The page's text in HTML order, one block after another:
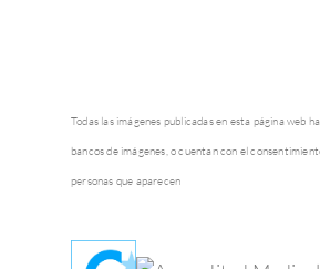
Todas las imágenes publicadas en esta página web
bancos de imágenes, o cuentan con el
personas que aparecen